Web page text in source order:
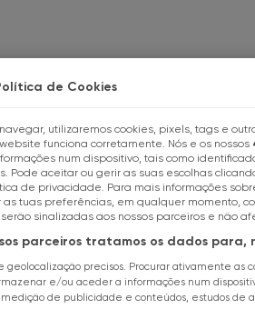
Escolhe a tua loja FNAC
de Cookies
utilizaremos cookies, pixels, tags e
funciona corretamente. Nós e os nossos
num dispositivo, tais como
Pode aceitar ou gerir as suas escolhas
de privacidade. Para mais informações
tuas preferências, em qualquer momento,
serão sinalizadas aos nossos parceiros e não
parceiros tratamos os dados para,
geolocalização precisos. Procurar ativamente as
e/ou aceder a informações num
medição de publicidade e conteúdos, estudos de